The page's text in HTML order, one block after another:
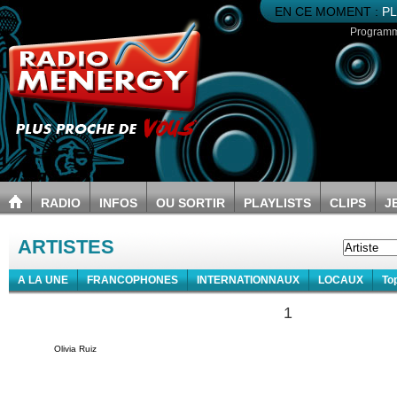
EN CE MOMENT :
RADIO INFOS OU SORTIR PLAYLISTS CLIPS
ARTISTES
A LA UNE FRANCOPHONES INTERNATIONNAUX LOCAUX
1
Olivia Ruiz